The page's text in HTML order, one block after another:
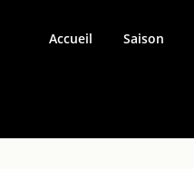
Accueil Saison